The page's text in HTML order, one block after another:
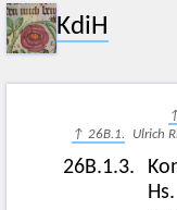
KdiH
↑ 26B.1. Ulrich
26B.1.3.